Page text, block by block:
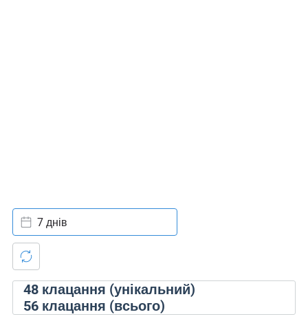
48клацання (унікальний)
56клацання (всього)
7 днів